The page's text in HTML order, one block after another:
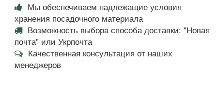
Мы обеспечиваем надлежащие условия
хранения посадочного материала
Возможность выбора способа доставки: "Новая
почта" или Укрпочта
Качественная консультация от наших
менеджеров